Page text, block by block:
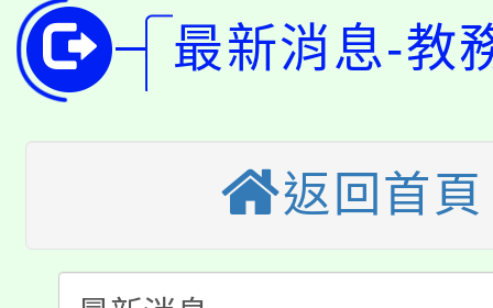
開!
115年桃園市運動會8/
田徑場及游泳池舉行。
桃園市低收入戶享有免
視費優惠，中低收入戶
半價優惠，詳情可洽有
者。
大園自造教育及科技中
份教師增能研習
大溪自造教育及科技
份教師研習
淨零綠生活教案入校路
115年食農教育專業人
最新消息-教
返回首頁